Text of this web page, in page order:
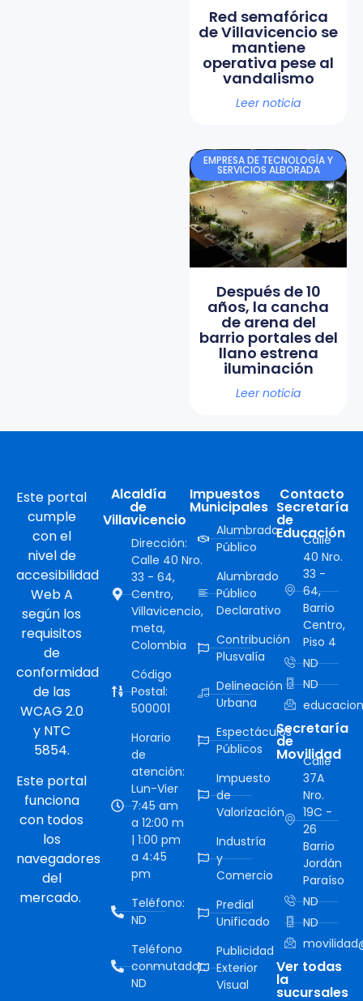
Red semafórica
de Villavicencio se
mantiene
operativa pese al
vandalismo
Leer noticia
EMPRESA DE TECNOLOGÍA Y
SERVICIOS ALBORADA
Después de 10
años, la cancha
de arena del
barrio portales del
llano estrena
iluminación
Leer noticia
Este portal
cumple
con el
nivel de
accesibilidad
Web A
según los
requisitos
de
conformidad
de las
WCAG 2.0
y NTC
5854.
Este portal
funciona
con todos
los
navegadores
del
mercado.
Alcaldía
de
Villavicencio
Dirección:
Calle 40 Nro.
33 - 64,
Centro,
Villavicencio,
meta,
Colombia
Código
Postal:
500001
Horario
de
atención:
Lun-Vier
7:45 am
a 12:00 m
| 1:00 pm
a 4:45
pm
Teléfono:
ND
Teléfono
conmutador:
ND
Impuestos
Municipales
Alumbrado
Público
Alumbrado
Público
Declarativo
Contribución
Plusvalía
Delineación
Urbana
Espectáculos
Públicos
Impuesto
de
Valorización
Industría
y
Comercio
Predial
Unificado
Publicidad
Exterior
Visual
Contacto
Secretaría
de
Educación
Calle
40 Nro.
33 -
64,
Barrio
Centro,
Piso 4
ND
ND
Secretaría
de
Movilidad
Calle
37A
Nro.
19C -
26
Barrio
Jordán
Paraíso
ND
ND
Ver todas
la
sucursales